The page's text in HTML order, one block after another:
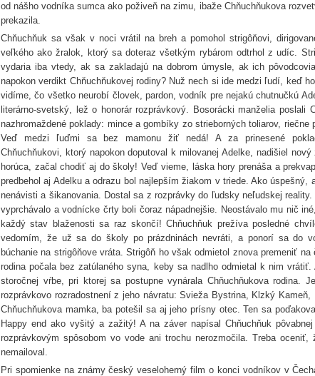
od nášho vodníka sumca ako poživeň na zimu, ibaže Chňuchňukova
prekazila.
Chňuchňuk sa však v noci vrátil na breh a pomohol strigôňovi,
veľkého ako žralok, ktorý sa doteraz všetkým rybárom odtrhol z udíc.
vydaria iba vtedy, ak sa zakladajú na dobrom úmysle, ak ich
napokon verdikt Chňuchňukovej rodiny? Nuž nech si ide medzi ľudí, keď
vidíme, čo všetko neurobí človek, pardon, vodník pre nejakú chutnučkú
literárno-svetský, lež o honorár rozprávkový. Bosorácki manželia poslali
nazhromaždené poklady: mince a gombíky zo strieborných toliarov, riečne
Veď medzi ľuďmi sa bez mamonu žiť nedá! A za prinesené
Chňuchňukovi, ktorý napokon doputoval k milovanej Adelke, nadišiel
horúca, začal chodiť aj do školy! Veď vieme, láska hory prenáša a
predbehol aj Adelku a odrazu bol najlepším žiakom v triede. Ako
nenávisti a šikanovania. Dostal sa z rozprávky do ľudsky neľudskej
vyprchávalo a vodnícke črty boli čoraz nápadnejšie. Neostávalo mu nič
každý stav blaženosti sa raz skončí! Chňuchňuk prežíva posledné
vedomím, že už sa do školy po prázdninách nevráti, a ponorí sa do
búchanie na strigôňove vráta. Strigôň ho však odmietol znova premeniť
rodina počala bez zatúlaného syna, keby sa nadlho odmietal k nim
storočnej vŕbe, pri ktorej sa postupne vynárala Chňuchňukova rodina.
rozprávkovo rozradostnení z jeho návratu: Svieža Bystrina, Klzký
Chňuchňukova mamka, ba potešil sa aj jeho prísny otec. Ten sa
Happy end ako vyšitý a zažitý! A na záver napísal Chňuchňuk
rozprávkovým spôsobom vo vode ani trochu nerozmočila. Treba
nemailoval.
Pri spomienke na známy český veseloherný film o konci vodníkov v